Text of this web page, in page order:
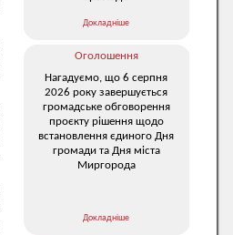
Докладніше
Оголошення
Нагадуємо, що 6 серпня
2026 року завершується
громадське обговорення
проєкту рішення щодо
встановлення єдиного Дня
громади та Дня міста
Миргорода
Докладніше